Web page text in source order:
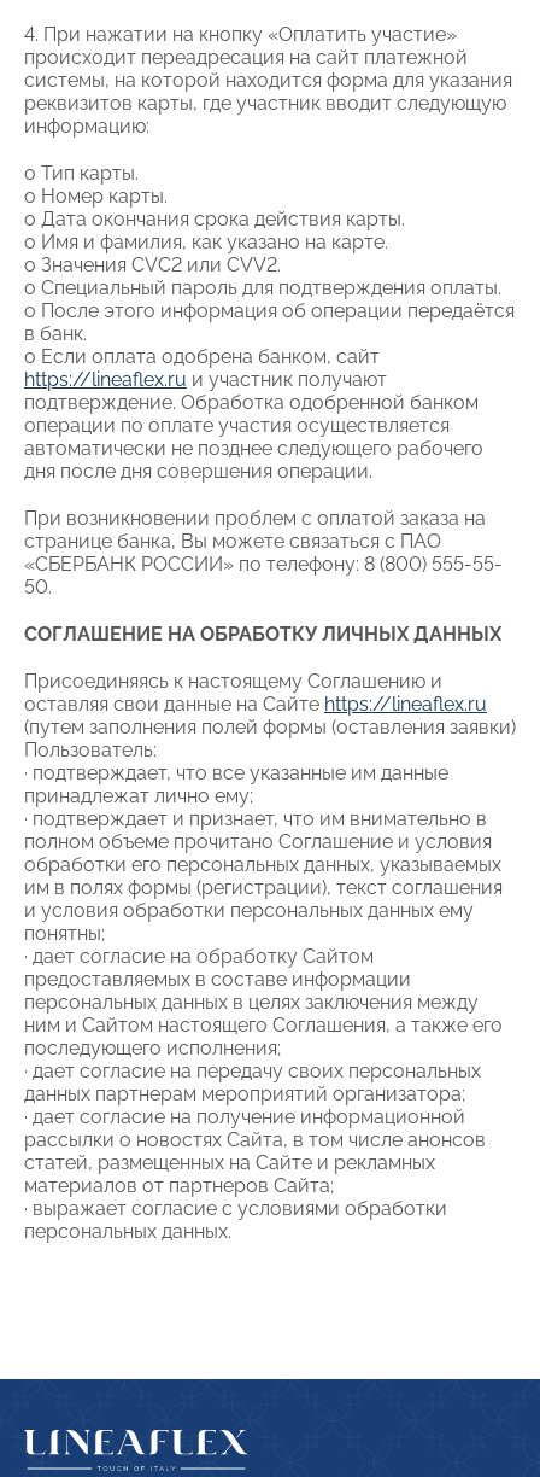
4. При нажатии на кнопку «Оплатить участие»
происходит переадресация на сайт платежной
системы, на которой находится форма для указания
реквизитов карты, где участник вводит следующую
информацию:
o Тип карты.
o Номер карты.
o Дата окончания срока действия карты.
o Имя и фамилия, как указано на карте.
o Значения CVC2 или CVV2.
o Специальный пароль для подтверждения оплаты.
o После этого информация об операции передаётся
в банк.
o Если оплата одобрена банком, сайт
https://lineaflex.ru и участник получают
подтверждение. Обработка одобренной банком
операции по оплате участия осуществляется
автоматически не позднее следующего рабочего
дня после дня совершения операции.
При возникновении проблем с оплатой заказа на
странице банка, Вы можете связаться с ПАО
«СБЕРБАНК РОССИИ» по телефону: 8 (800) 555-55-
50.
СОГЛАШЕНИЕ НА ОБРАБОТКУ ЛИЧНЫХ ДАННЫХ
Присоединяясь к настоящему Соглашению и
оставляя свои данные на Сайте https://lineaflex.ru
(путем заполнения полей формы (оставления заявки)
Пользователь:
∙ подтверждает, что все указанные им данные
принадлежат лично ему;
∙ подтверждает и признает, что им внимательно в
полном объеме прочитано Соглашение и условия
обработки его персональных данных, указываемых
им в полях формы (регистрации), текст соглашения
и условия обработки персональных данных ему
понятны;
∙ дает согласие на обработку Сайтом
предоставляемых в составе информации
персональных данных в целях заключения между
ним и Сайтом настоящего Соглашения, а также его
последующего исполнения;
∙ дает согласие на передачу своих персональных
данных партнерам мероприятий организатора;
∙ дает согласие на получение информационной
рассылки о новостях Сайта, в том числе анонсов
статей, размещенных на Сайте и рекламных
материалов от партнеров Сайта;
∙ выражает согласие с условиями обработки
персональных данных.